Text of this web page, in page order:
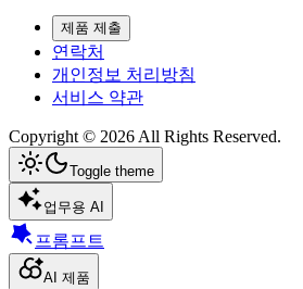
제품 제출
연락처
개인정보 처리방침
서비스 약관
Copyright © 2026All Rights Reserved.
Toggle theme
업무용 AI
프롬프트
AI 제품